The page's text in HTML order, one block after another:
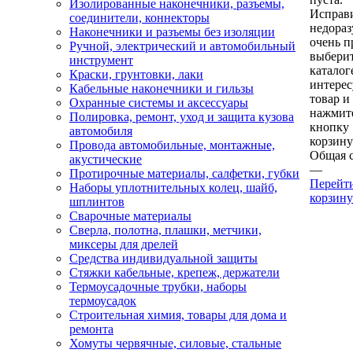
Изолированные наконечники, разъемы,
соединители, коннекторы
Наконечники и разъемы без изоляции
Ручной, электрический и автомобильный
инструмент
Краски, грунтовки, лаки
Кабельные наконечники и гильзы
Охранные системы и аксессуары
Полировка, ремонт, уход и защита кузова
автомобиля
Провода автомобильные, монтажные,
акустические
Протирочные материалы, салфетки, губки
Наборы уплотнительных колец, шайб,
шплинтов
Сварочные материалы
Сверла, полотна, плашки, метчики,
миксеры для дрелей
Средства индивидуальной защиты
Стяжки кабельные, крепеж, держатели
Термоусадочные трубки, наборы
термоусадок
Строительная химия, товары для дома и
ремонта
Хомуты червячные, силовые, стальные
очень
товар и
кнопку
Общая
—
корзину